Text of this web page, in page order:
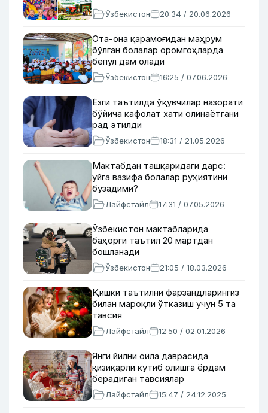
Ўзбекистон 20:34 / 20.06.2026
Ота-она қарамоғидан маҳрум
бўлган болалар оромгоҳларда
бепул дам олади
Ўзбекистон 16:25 / 07.06.2026
Ёзги таътилда ўқувчилар назорати
бўйича кафолат хати олинаётгани
рад этилди
Ўзбекистон 18:31 / 21.05.2026
Мактабдан ташқаридаги дарс:
уйга вазифа болалар руҳиятини
бузадими?
Лайфстайл 17:31 / 07.05.2026
Ўзбекистон мактабларида
баҳорги таътил 20 мартдан
бошланади
Ўзбекистон 21:05 / 18.03.2026
Қишки таътилни фарзандларингиз
билан мароқли ўтказиш учун 5 та
тавсия
Лайфстайл 12:50 / 02.01.2026
Янги йилни оила даврасида
қизиқарли кутиб олишга ёрдам
берадиган тавсиялар
Лайфстайл 15:47 / 24.12.2025